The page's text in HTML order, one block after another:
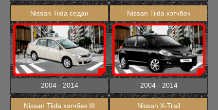
Nissan Tiida седан
2004 - 2014
Nissan Tiida хэтчбек
2004 - 2014
Nissan Tiida хэтчбек III Nissan X-Trail